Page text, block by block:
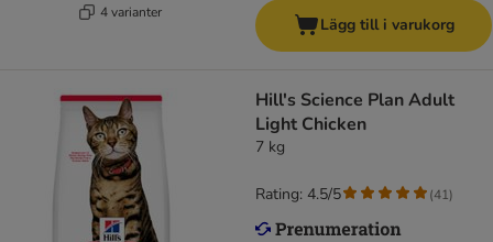
4 varianter
Lägg till i varukorg
Hill's Science Plan Adult
Light Chicken
7 kg
Rating: 4.5/5 (41)